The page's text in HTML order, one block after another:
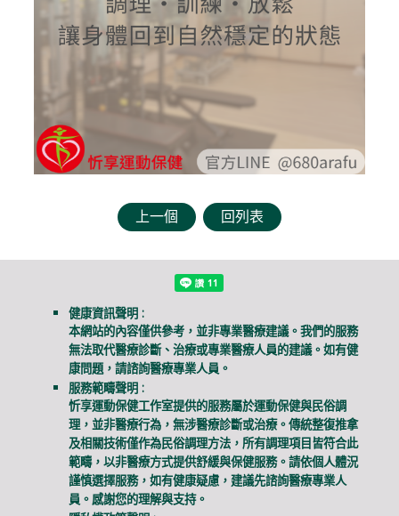
上一個 回列表
健康資訊聲明 :
本網站的內容僅供參考，並非專業醫療建議。我們的服務
無法取代醫療診斷、治療或專業醫療人員的建議。如有健
康問題，請諮詢醫療專業人員。
服務範疇聲明 :
忻享運動保健工作室提供的服務屬於運動保健與民俗調
理，並非醫療行為，無涉醫療診斷或治療。傳統整復推拿
及相關技術僅作為民俗調理方法，所有調理項目皆符合此
範疇，以非醫療方式提供舒緩與保健服務。請依個人體況
謹慎選擇服務，如有健康疑慮，建議先諮詢醫療專業人
員。感謝您的理解與支持。